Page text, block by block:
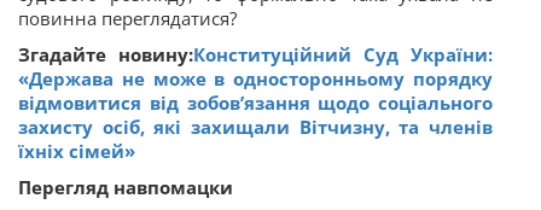
повинна переглядатися?
Згадайте новину:Конституційний Суд України:
«Держава не може в односторонньому порядку
відмовитися від зобов’язання щодо соціального
захисту осіб, які захищали Вітчизну, та членів
їхніх сімей»
Перегляд навпомацки